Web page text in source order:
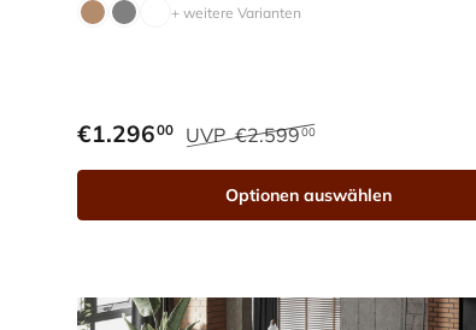
+ weitere Varianten
€1.29600 UVP €2.59900
Optionen auswählen